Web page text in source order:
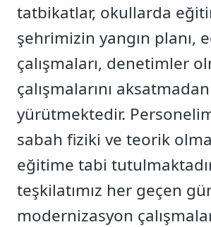
tatbikatlar, okullarda
şehrimizin yangın planı,
çalışmaları, denetimler
çalışmalarını aksatmadan
yürütmektedir.
sabah fiziki ve teorik
eğitime tabi
teşkilatımız her geçen
modernizasyon